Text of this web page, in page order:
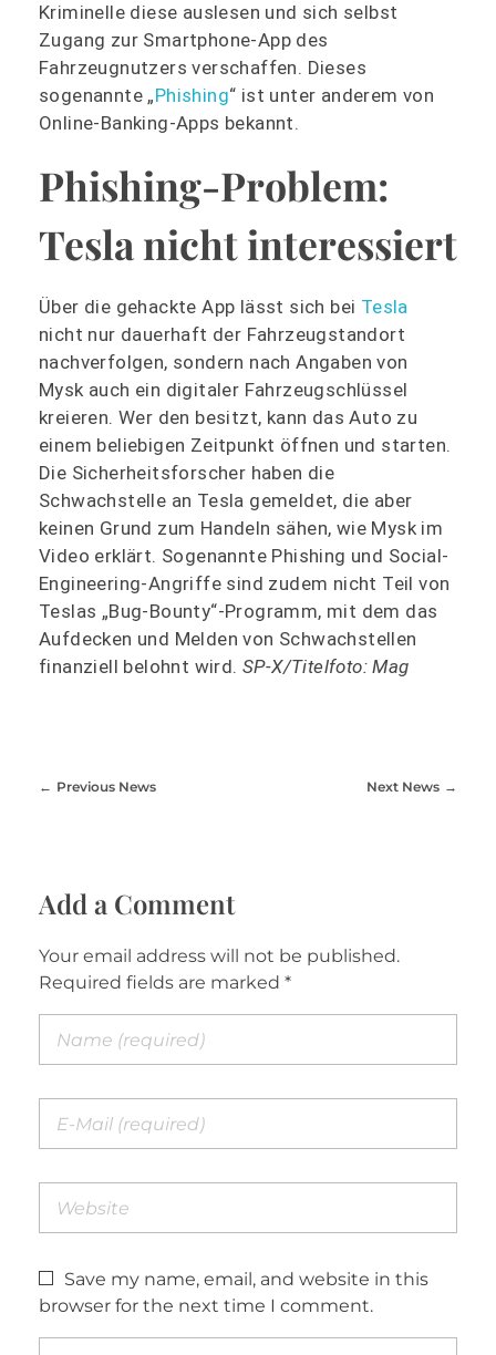
Kriminelle diese auslesen und sich selbst
Zugang zur Smartphone-App des
Fahrzeugnutzers verschaffen. Dieses
sogenannte „Phishing“ ist unter anderem von
Online-Banking-Apps bekannt.
Phishing-Problem:
Tesla nicht interessiert
Über die gehackte App lässt sich bei Tesla
nicht nur dauerhaft der Fahrzeugstandort
nachverfolgen, sondern nach Angaben von
Mysk auch ein digitaler Fahrzeugschlüssel
kreieren. Wer den besitzt, kann das Auto zu
einem beliebigen Zeitpunkt öffnen und starten.
Die Sicherheitsforscher haben die
Schwachstelle an Tesla gemeldet, die aber
keinen Grund zum Handeln sähen, wie Mysk im
Video erklärt. Sogenannte Phishing und Social-
Engineering-Angriffe sind zudem nicht Teil von
Teslas „Bug-Bounty“-Programm, mit dem das
Aufdecken und Melden von Schwachstellen
finanziell belohnt wird. SP-X/Titelfoto: Mag
Previous News Next News
Add a Comment
Your email address will not be published.
Required fields are marked *
Save my name, email, and website in this
browser for the next time I comment.